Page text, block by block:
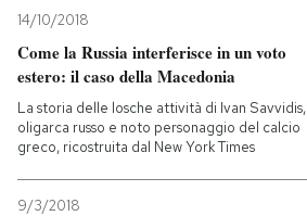
14/10/2018
Come la Russia interferisce in un voto
estero: il caso della Macedonia
La storia delle losche attività di Ivan Savvidis,
oligarca russo e noto personaggio del calcio
greco, ricostruita dal New York Times
9/3/2018